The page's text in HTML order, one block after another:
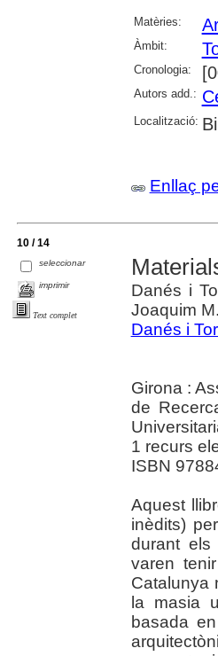
Matèries:
Àmbit:
Cronologia:
Autors add.:
Localització:
Enllaç
10 / 14
seleccionar
imprimir
Text complet
Danés i
Joaquim
Danés i
Girona :
de
1 recurs
ISBN
Aquest
inèdits)
durant
varen
Catalunya
la masia
basada